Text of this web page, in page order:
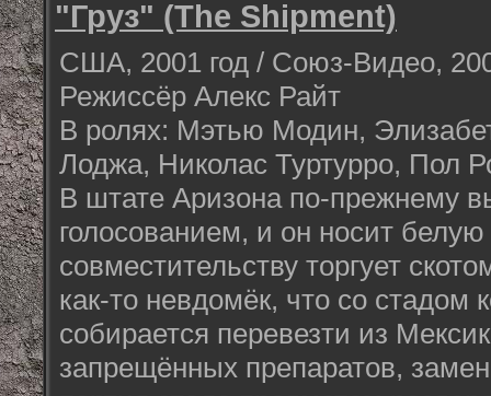
"Груз" (The Shipment)
США, 2001 год / Союз-Видео,
Режиссёр Алекс Райт
В ролях: Мэтью Модин,
Лоджа, Николас Туртурро, Пол
В штате Аризона по-прежнему
голосованием, и он носит
совместительству торгует
как-то невдомёк, что со стадом
собирается перевезти из
запрещённых препаратов,